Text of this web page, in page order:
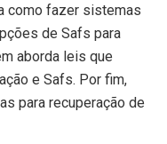
como fazer sistemas
de Safs para
aborda leis que
e Safs. Por fim,
para recuperação de